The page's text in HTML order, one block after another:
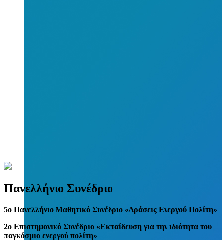
Πανελλήνιο Συνέδριο
5o Πανελλήνιο Μαθητικό Συνέδριο «Δράσεις Ενεργού Πολίτη»
2ο Επιστημονικό Συνέδριο «Εκπαίδευση για την ιδιότητα του
παγκόσμιο ενεργού πολίτη»